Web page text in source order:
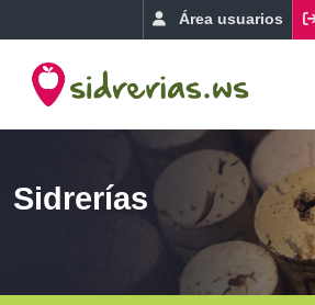
Área usuarios
Sidrerías